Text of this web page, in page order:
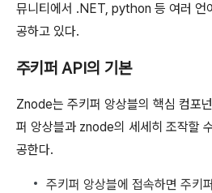
뮤니티에서 .NET, python 등 여러 언
공하고 있다.
주키퍼 API의 기본
Znode는 주키퍼 앙상블의 핵심 컴포
퍼 앙상블과 znode의 세세히 조작할
공한다.
주키퍼 앙상블에 접속하면 주키